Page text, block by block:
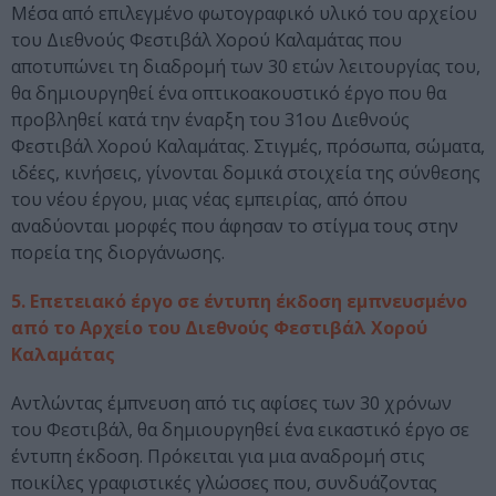
Μέσα από επιλεγμένο φωτογραφικό υλικό του αρχείου
του Διεθνούς Φεστιβάλ Χορού Καλαμάτας που
αποτυπώνει τη διαδρομή των 30 ετών λειτουργίας του,
θα δημιουργηθεί ένα οπτικοακουστικό έργο που θα
προβληθεί κατά την έναρξη του 31ου Διεθνούς
Φεστιβάλ Χορού Καλαμάτας. Στιγμές, πρόσωπα, σώματα,
ιδέες, κινήσεις, γίνονται δομικά στοιχεία της σύνθεσης
του νέου έργου, μιας νέας εμπειρίας, από όπου
αναδύονται μορφές που άφησαν το στίγμα τους στην
πορεία της διοργάνωσης.
5. Επετειακό έργο σε έντυπη έκδοση εμπνευσμένο
από το Αρχείο του Διεθνούς Φεστιβάλ Χορού
Καλαμάτας
Αντλώντας έμπνευση από τις αφίσες των 30 χρόνων
του Φεστιβάλ, θα δημιουργηθεί ένα εικαστικό έργο σε
έντυπη έκδοση. Πρόκειται για μια αναδρομή στις
ποικίλες γραφιστικές γλώσσες που, συνδυάζοντας